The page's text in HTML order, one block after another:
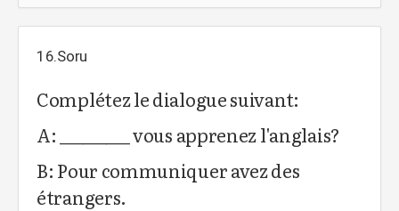
16.Soru
Complétez le dialogue suivant:
A: _________ vous apprenez l'anglais?
B: Pour communiquer avez des
étrangers.